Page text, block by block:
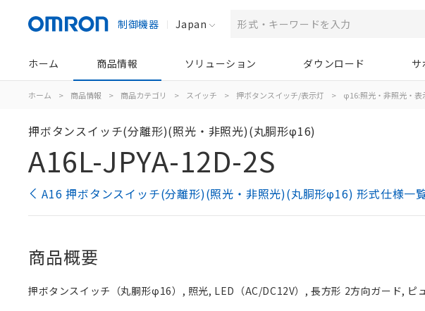
制御機器 Japan
ホーム 商品情報 ソリューション ダウンロード サ
ホーム > 商品情報 > 商品カテゴリ > スイッチ > 押ボタンスイッチ/表示灯 > φ16:照光・非照光・表
押ボタンスイッチ(分離形)(照光・非照光)(丸胴形φ16)
A16L-JPYA-12D-2S
A16 押ボタンスイッチ(分離形)(照光・非照光)(丸胴形φ16) 形式仕様一
商品概要
押ボタンスイッチ（丸胴形φ16）, 照光, LED（AC/DC12V）, 長方形 2方向ガード, ピ